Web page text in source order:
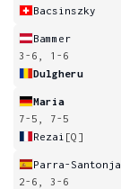
Bacsinszky
Bammer
3-6, 1-6
Dulgheru
Maria
7-5, 7-5
Rezai [Q]
Parra-Santonja
2-6, 3-6